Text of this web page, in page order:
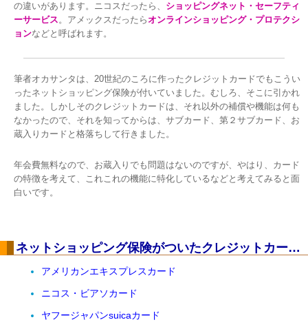
の違いがあります。ニコスだったら、 ショッピングネット・セーフティ
ーサービス。アメックスだったらオンラインショッピング・プロテクシ
ョンなどと呼ばれます。
筆者オカサンタは、20世紀のころに作ったクレジットカードでもこうい
ったネットショッピング保険が付いていました。むしろ、そこに引かれ
ました。しかしそのクレジットカードは、それ以外の補償や機能は何も
なかったので、それを知ってからは、サブカード、第２サブカード、お
蔵入りカードと格落ちして行きました。
年会費無料なので、お蔵入りでも問題はないのですが、やはり、カード
の特徴を考えて、これこれの機能に特化しているなどと考えてみると面
白いです。
ネットショッピング保険がついたクレジットカードの例
アメリカンエキスプレスカード
ニコス・ビアソカード
ヤフージャパンsuicaカード